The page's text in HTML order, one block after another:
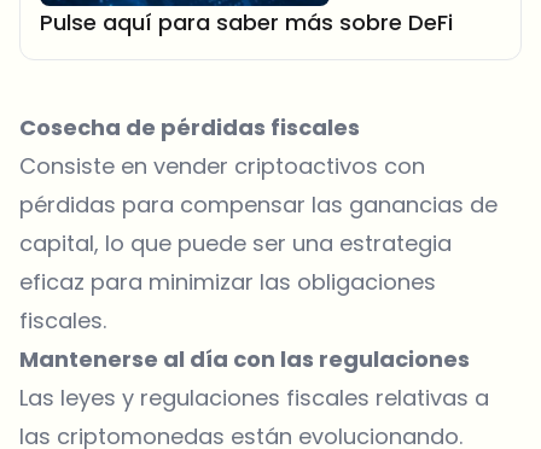
Pulse aquí para saber más sobre DeFi
Cosecha de pérdidas fiscales
Consiste en vender criptoactivos con
pérdidas para compensar las ganancias de
capital, lo que puede ser una estrategia
eficaz para minimizar las obligaciones
fiscales.
Mantenerse al día con las regulaciones
Las leyes y regulaciones fiscales relativas a
las criptomonedas están evolucionando.